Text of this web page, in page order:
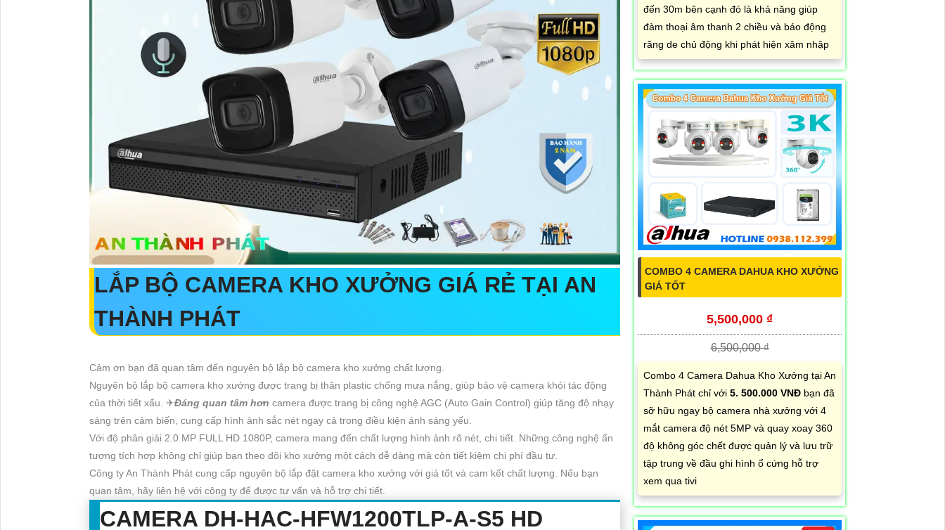
LẮP BỘ CAMERA KHO XƯỞNG GIÁ RẺ TẠI AN
THÀNH PHÁT
Cảm ơn bạn đã quan tâm đến nguyên bộ lắp bộ camera kho xưởng chất lượng.
Nguyên bộ lắp bộ camera kho xưởng được trang bị thân plastic chống mưa nắng, giúp bảo vệ camera khỏi tác động
của thời tiết xấu. ✈Đáng quan tâm hơn camera được trang bị công nghệ AGC (Auto Gain Control) giúp tăng độ nhạy
sáng trên cảm biến, cung cấp hình ảnh sắc nét ngay cả trong điều kiện ánh sáng yếu.
Với độ phân giải 2.0 MP FULL HD 1080P, camera mang đến chất lượng hình ảnh rõ nét, chi tiết. Những công nghệ ấn
tượng tích hợp không chỉ giúp bạn theo dõi kho xưởng một cách dễ dàng mà còn tiết kiệm chi phí đầu tư.
Công ty An Thành Phát cung cấp nguyên bộ lắp đặt camera kho xưởng với giá tốt và cam kết chất lượng. Nếu bạn
quan tâm, hãy liên hệ với công ty để được tư vấn và hỗ trợ chi tiết.
CAMERA DH-HAC-HFW1200TLP-A-S5 HD
đến 30m bên cạnh đó là khả năng giúp
đàm thoại âm thanh 2 chiều và báo động
răng de chủ động khi phát hiện xâm nhập
COMBO 4 CAMERA DAHUA KHO XƯỞNG
GIÁ TỐT
5,500,000 ₫
6,500,000 ₫
Combo 4 Camera Dahua Kho Xưởng tại An
Thành Phát chỉ với 5. 500.000 VNĐ bạn đã
sỡ hữu ngay bộ camera nhà xưởng với 4
mắt camera độ nét 5MP và quay xoay 360
độ không góc chết được quản lý và lưu trữ
tập trung về đầu ghi hình ổ cứng hỗ trợ
xem qua tivi